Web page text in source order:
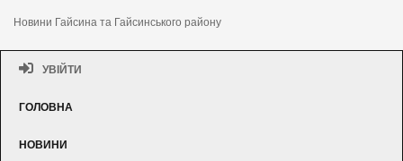
Новини Гайсина та Гайсинського району
УВІЙТИ
ГОЛОВНА
НОВИНИ